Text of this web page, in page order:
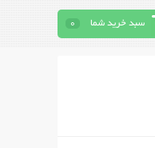
سبد خرید شما 0